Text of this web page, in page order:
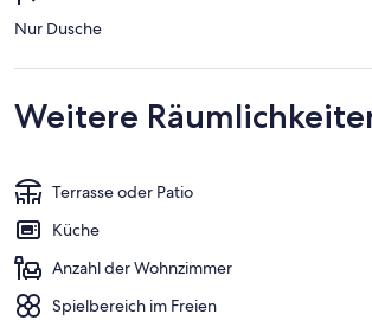
Nur Dusche
Weitere
Terrasse oder Patio
Küche
Anzahl der Wohnzimmer
Spielbereich im Freien